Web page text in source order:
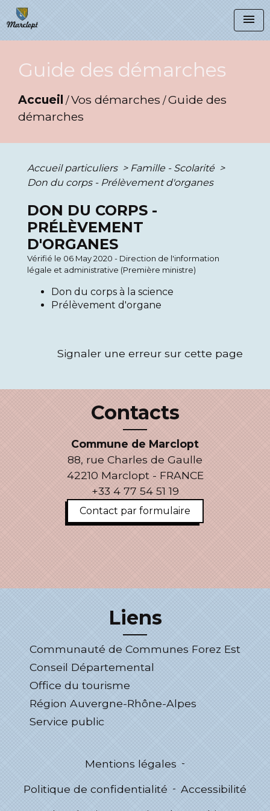
menu
Guide des démarches
Accueil /Vos démarches /Guide des
démarches
Accueil particuliers > Famille - Scolarité >
Don du corps - Prélèvement d'organes
DON DU CORPS -
PRÉLÈVEMENT
D'ORGANES
Vérifié le 06 May 2020 - Direction de l'information
légale et administrative (Première ministre)
Don du corps à la science
Prélèvement d'organe
Signaler une erreur sur cette page
Contacts
Commune de Marclopt
88, rue Charles de Gaulle
42210 Marclopt - FRANCE
+33 4 77 54 51 19
Contact par formulaire
Liens
Communauté de Communes Forez Est
Conseil Départemental
Office du tourisme
Région Auvergne-Rhône-Alpes
Service public
Mentions légales -
Politique de confidentialité - Accessibilité